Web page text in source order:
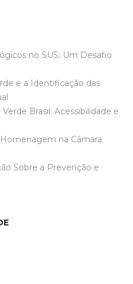
no SUS: Um Desafio
e a Identificação das
Brasil: Acessibilidade e
na Câmara
Sobre a Prevenção e